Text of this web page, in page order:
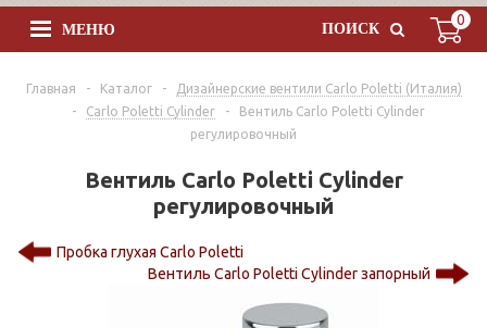
0
ПОИСК
МЕНЮ
Главная - Каталог -
Дизайнерские вентили Сarlo Poletti (Италия)
-
Carlo Poletti Cylinder -
Вентиль Carlo Poletti Cylinder
регулировочный
Вентиль Carlo Poletti Cylinder
регулировочный
Пробка глухая Carlo Poletti
Вентиль Carlo Poletti Cylinder запорный